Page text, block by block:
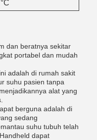
dan beratnya sekitar
portabel dan mudah
adalah di rumah sakit
suhu pasien tanpa
alat yang
berguna adalah di
sedang
suhu tubuh telah
dapat